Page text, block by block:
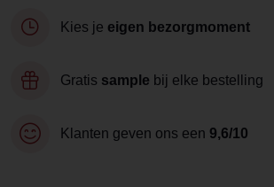
Kies je eigen bezorgmoment
Gratis sample bij elke bestelling
Klanten geven ons een 9,6/10